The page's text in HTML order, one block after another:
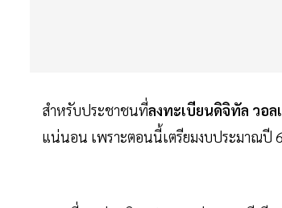
สำหรับประชาชนที่ลงทะเบียนดิจิทัล วอล
แน่นอน เพราะตอนนี้เตรียมงบประมาณปี